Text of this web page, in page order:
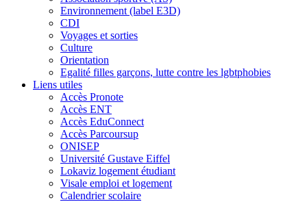
Environnement (label E3D)
CDI
Voyages et sorties
Culture
Orientation
Egalité filles garçons, lutte contre les lgbtphobies
Liens utiles
Accès Pronote
Accès ENT
Accès EduConnect
Accès Parcoursup
ONISEP
Université Gustave Eiffel
Lokaviz logement étudiant
Visale emploi et logement
Calendrier scolaire